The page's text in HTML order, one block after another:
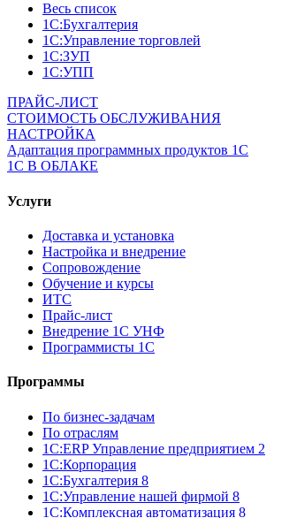
Весь список
1С:Бухгалтерия
1С:Управление торговлей
1С:ЗУП
1С:УПП
ПРАЙС-ЛИСТ
СТОИМОСТЬ ОБСЛУЖИВАНИЯ
НАСТРОЙКА
Адаптация программных продуктов 1С
1С В ОБЛАКЕ
Услуги
Доставка и установка
Настройка и внедрение
Сопровождение
Обучение и курсы
ИТС
Прайс-лист
Внедрение 1С УНФ
Программисты 1С
Программы
По бизнес-задачам
По отраслям
1C:ERP Управление предприятием 2
1С:Корпорация
1С:Бухгалтерия 8
1С:Управление нашей фирмой 8
1С:Комплексная автоматизация 8